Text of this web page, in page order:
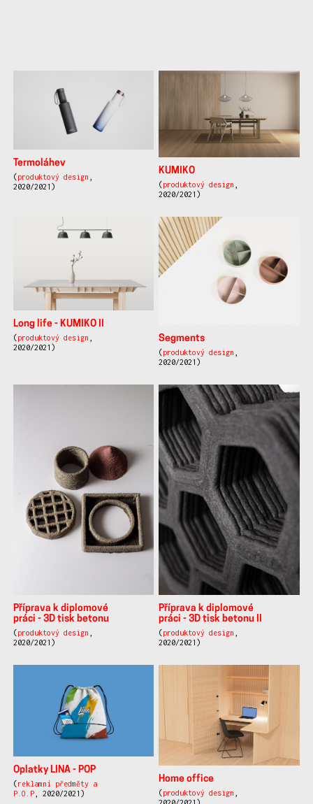
další
práce
Termoláhev
(produktový design
2020/2021)
KUMIKO
(produktový design
2020/2021)
Long life - KUMIKO II
(produktový design
2020/2021)
Segments
(produktový design
2020/2021)
Příprava k diplomové
práci - 3D tisk betonu
( produktový design ,
2020/2021)
Příprava k diplomové
práci - 3D tisk betonu II
( produktový design ,
2020/2021)
Oplatky LINA - POP
(reklamní předměty a
P.O.P, 2020/2021)
Home office
(produktový design